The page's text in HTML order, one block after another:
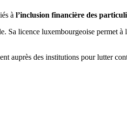
à l’inclusion financière des
Sa licence luxembourgeoise permet à
auprès des institutions pour lutter